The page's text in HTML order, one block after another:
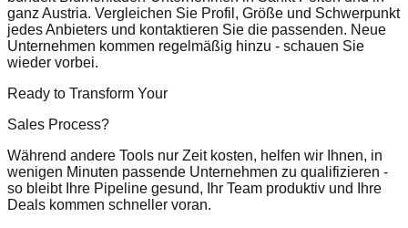
ganz Austria. Vergleichen Sie Profil, Größe und Schwerpunkt
jedes Anbieters und kontaktieren Sie die passenden. Neue
Unternehmen kommen regelmäßig hinzu - schauen Sie
wieder vorbei.
Ready to Transform Your
Sales Process?
Während andere Tools nur Zeit kosten, helfen wir Ihnen, in
wenigen Minuten passende Unternehmen zu qualifizieren -
so bleibt Ihre Pipeline gesund, Ihr Team produktiv und Ihre
Deals kommen schneller voran.